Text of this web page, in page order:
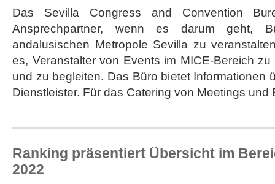
Das Sevilla Congress and Convention
Ansprechpartner, wenn es darum geht,
andalusischen Metropole Sevilla zu
es, Veranstalter von Events im MICE-Bereich
und zu begleiten. Das Büro bietet Informationen
Dienstleister. Für das Catering von Meetings
Ranking präsentiert Übersicht im
2022